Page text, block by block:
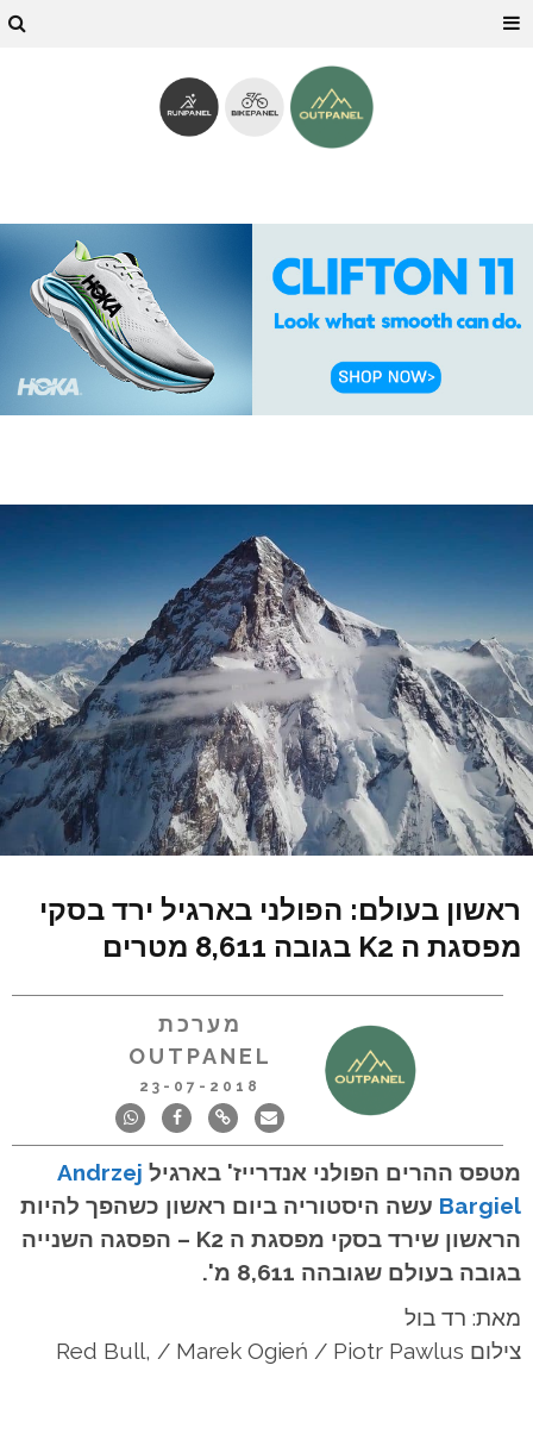
ראשון בעולם: הפולני בארגיל ירד בסקי
מפסגת ה K2 בגובה 8,611 מטרים
מערכת
OUTPANEL
23-07-2018
מטפס ההרים הפולני אנדרייז' בארגיל Andrzej
Bargiel עשה היסטוריה ביום ראשון כשהפך להיות
הראשון שירד בסקי מפסגת ה K2 – הפסגה השנייה
בגובה בעולם שגובהה 8,611 מ'.
מאת: רד בול
צילום Red Bull, / Marek Ogień / Piotr Pawlus